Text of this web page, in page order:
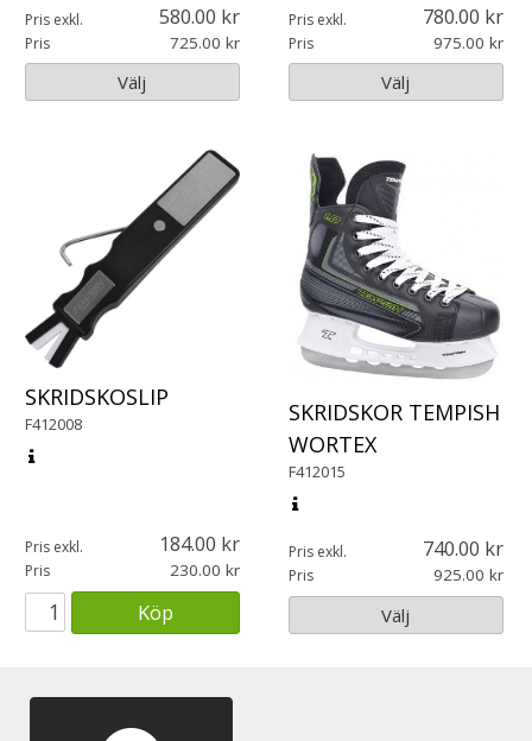
Pris exkl. 580.00
Pris 725.00
Välj
Pris exkl. 780.00
Pris 975.00
Välj
SKRIDSKOSLIP
F412008
Pris exkl. 184.00
Pris 230.00
Köp
SKRIDSKOR TEMPISH
WORTEX
F412015
Pris exkl. 740.00
Pris 925.00
Välj